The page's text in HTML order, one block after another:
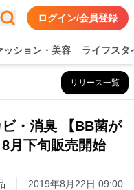
ログイン/会員登録
ッション・美容 ライフスタ
リリース一覧
・消臭 【BB菌が
月下旬販売開始
2019年8月22日 09:00